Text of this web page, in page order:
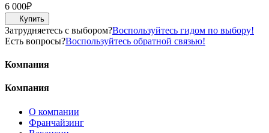
6 000₽
Затрудняетесь с выбором?Воспользуйтесь гидом по выбору!
Есть вопросы?Воспользуйтесь обратной связью!
Компания
Компания
О компании
Франчайзинг